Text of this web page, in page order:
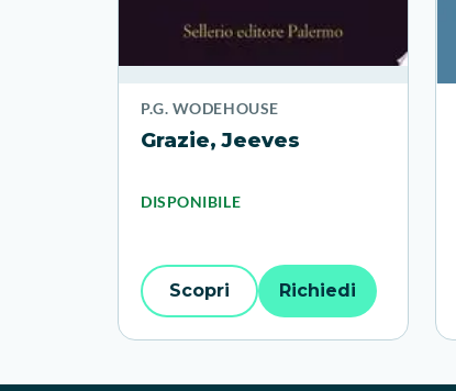
P.G. WODEHOUSE
Grazie, Jeeves
DISPONIBILE
Scopri Richiedi